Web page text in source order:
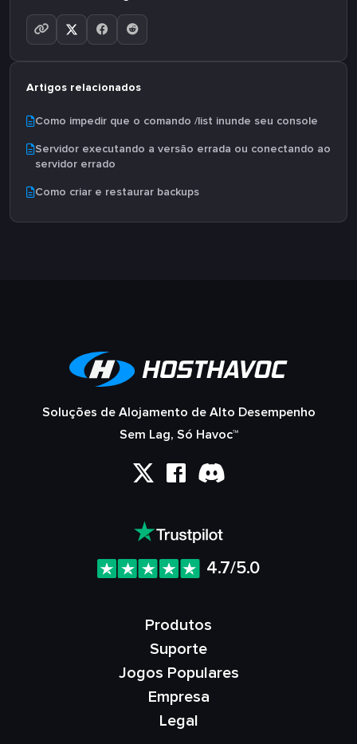
Artigos relacionados
Como impedir que o comando /list inunde seu console
Servidor executando a versão errada ou conectando ao
servidor errado
Como criar e restaurar backups
Soluções de Alojamento de Alto Desempenho
Sem Lag, Só Havoc™
4.7/5.0
Produtos
Suporte
Jogos Populares
Empresa
Legal